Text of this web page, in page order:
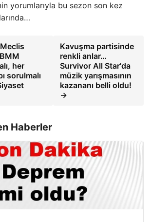
yorumlarıyla bu sezon son kez
her
sorulmalı
Kavuşma partisinde
renkli anlar…
Survivor All Star'da
müzik yarışmasının
kazananı belli oldu!
→
Haberler